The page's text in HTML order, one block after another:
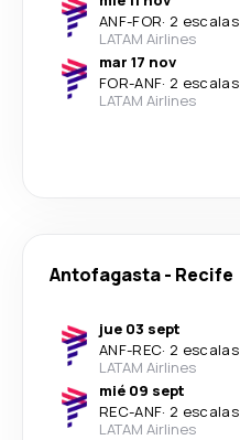
ANF-FOR· 2 escalas
LATAM Airlines
mar 17 nov
FOR-ANF· 2 escalas
LATAM Airlines
Antofagasta- Recife
jue 03 sept
ANF-REC· 2 escalas
LATAM Airlines
mié 09 sept
REC-ANF· 2 escalas
LATAM Airlines